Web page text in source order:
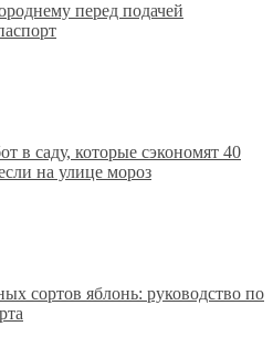
перед подачей
в саду, которые сэкономят 40
на улице мороз
сортов яблонь: руководство по